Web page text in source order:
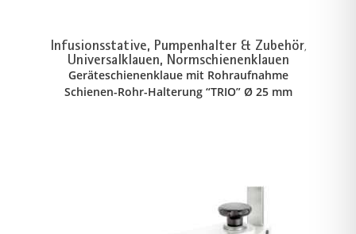
Infusionsstative, Pumpenhalter & Zubehör,
Universalklauen, Normschienenklauen
Geräteschienenklaue mit Rohraufnahme
Schienen-Rohr-Halterung “TRIO” Ø 25 mm